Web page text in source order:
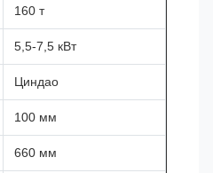
160 т
5,5-7,5 кВт
Циндао
100 мм
660 мм